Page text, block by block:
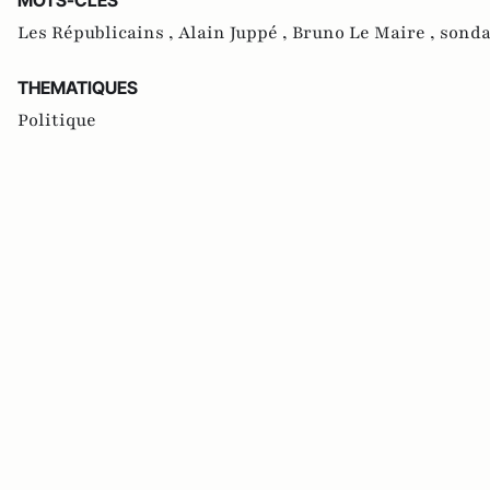
Les Républicains , Alain Juppé , Bruno Le Maire ,
THEMATIQUES
Politique